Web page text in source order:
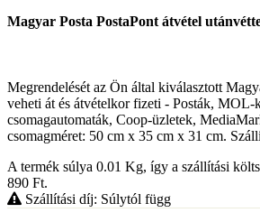
Magyar Posta PostaPont átvétel
Megrendelését az Ön által kiválasztott
veheti át és átvételkor fizeti - Posták, MOL-
csomagautomaták, Coop-üzletek,
csomagméret: 50 cm x 35 cm x 31 cm.
A termék súlya 0.01 Kg, így a szállítási
890 Ft.
Szállítási díj: Súlytól függ